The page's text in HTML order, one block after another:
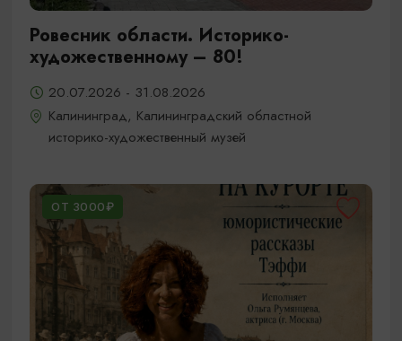
Ровесник области. Историко-
художественному – 80!
20.07.2026 - 31.08.2026
Калининград, Калининградский областной
историко-художественный музей
ОТ 3000₽